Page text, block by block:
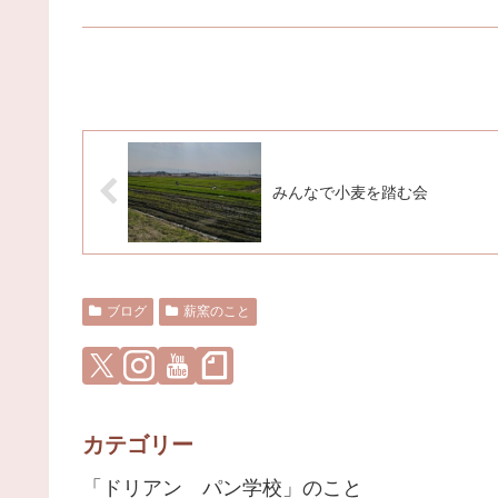
みんなで小麦を踏む会
ブログ 薪窯のこと
カテゴリー
「ドリアン パン学校」のこと